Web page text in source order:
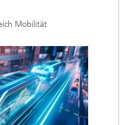
Mobilität